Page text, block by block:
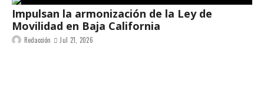
Impulsan la armonización de la Ley de
Movilidad en Baja California
Redacción Jul 21, 2026